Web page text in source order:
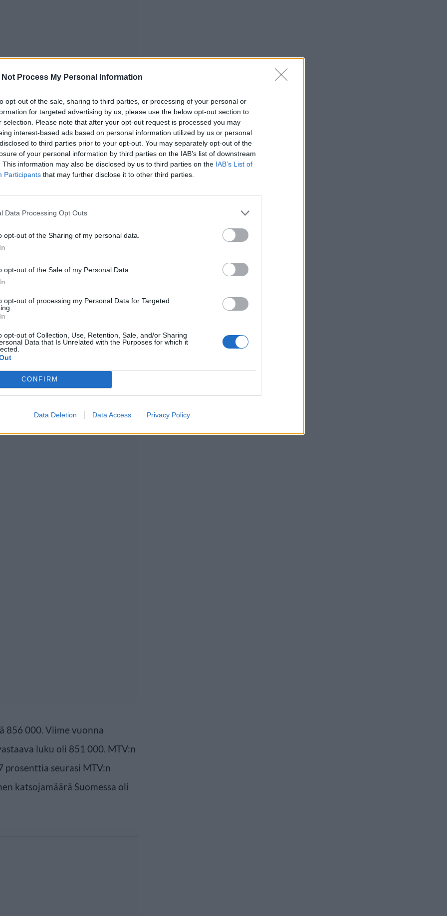
Not Process My Personal Information
opt-out of the sale, sharing to third parties, or processing of your personal or
for targeted advertising by us, please use the below opt-out section to
selection. Please note that after your opt-out request is processed you may
interest-based ads based on personal information utilized by us or personal
to third parties prior to your opt-out. You may separately opt-out of the
of your personal information by third parties on the IAB’s list of downstream
This information may also be disclosed by us to third parties on the IAB’s List of
Participants that may further disclose it to other third parties.
Data Processing Opt Outs
opt-out of the Sharing of my personal data.
opt-out of the Sale of my Personal Data.
opt-out of processing my Personal Data for Targeted
opt-out of Collection, Use, Retention, Sale, and/or Sharing
Data that Is Unrelated with the Purposes for which it
CONFIRM
Data Deletion Data Access Privacy Policy
noin 1,4 miljoonaa
luku pitää sisällään MTV3 ja
katsojamäärät.
Myöhemmin selviävissä
koko MTV katsomon katselu
856 000. Viime vuonna
luku oli 851 000. MTV:n
prosenttia seurasi MTV:n
katsojamäärä Suomessa oli